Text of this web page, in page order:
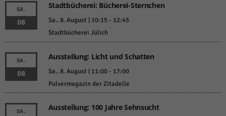
SA.
08
Stadtbücherei: Bücherei-Sternchen
Sa.. 8. August | 10:15 - 12:45
Stadtbücherei Jülich
SA.
08
Ausstellung: Licht und Schatten
Sa.. 8. August | 11:00- 17:00
Pulvermagazin der Zitadelle
SA. Ausstellung: 100 Jahre Sehnsucht